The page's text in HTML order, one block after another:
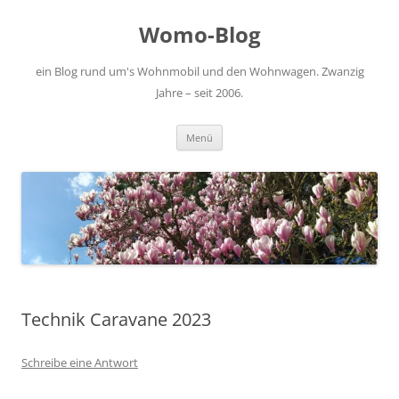
Womo-Blog
ein Blog rund um's Wohnmobil und den Wohnwagen. Zwanzig
Jahre – seit 2006.
Menü
Technik Caravane 2023
Schreibe eine Antwort